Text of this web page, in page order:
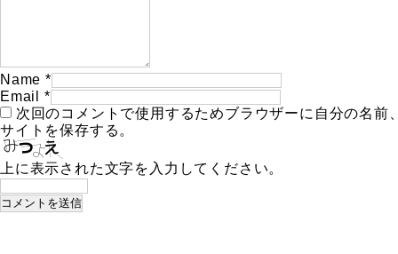
Name *
Email
*
次回のコメントで使用するためブラウザーに自分の名前
サイトを保存する。
上に表示された文字を入力してください。